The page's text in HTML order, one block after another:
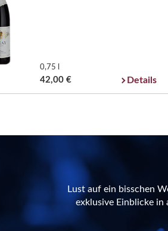
0,75 l
42,00 € Details
Lust auf ein bisschen
exklusive Einblicke in